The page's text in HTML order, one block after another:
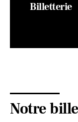
Billetterie
Notre